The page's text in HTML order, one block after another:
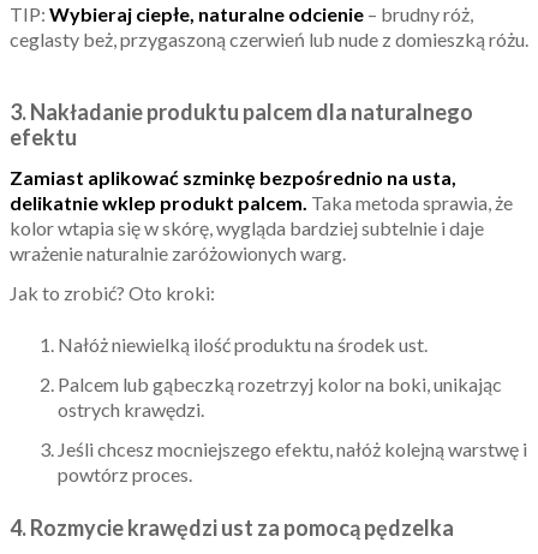
TIP: Wybieraj ciepłe, naturalne odcienie – brudny róż,
ceglasty beż, przygaszoną czerwień lub nude z domieszką różu.
3. Nakładanie produktu palcem dla naturalnego
efektu
Zamiast aplikować szminkę bezpośrednio na usta,
delikatnie wklep produkt palcem. Taka metoda sprawia, że
kolor wtapia się w skórę, wygląda bardziej subtelnie i daje
wrażenie naturalnie zaróżowionych warg.
Jak to zrobić? Oto kroki:
Nałóż niewielką ilość produktu na środek ust.
Palcem lub gąbeczką rozetrzyj kolor na boki, unikając
ostrych krawędzi.
Jeśli chcesz mocniejszego efektu, nałóż kolejną warstwę i
powtórz proces.
4. Rozmycie krawędzi ust za pomocą pędzelka